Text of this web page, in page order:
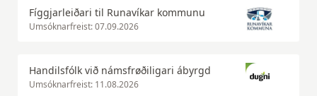
Fíggjarleiðari til Runavíkar kommunu
Umsóknarfreist: 07.09.2026
Handilsfólk við námsfrøðiligari ábyrgd
Umsóknarfreist: 11.08.2026